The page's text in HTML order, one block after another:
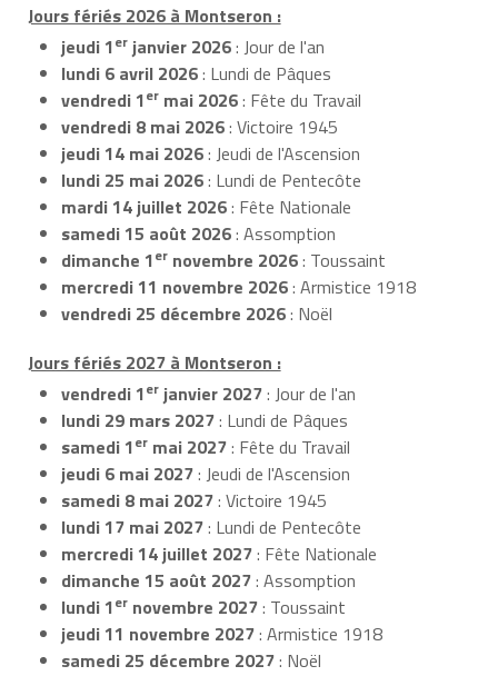
Jours fériés 2026 à Montseron :
jeudi 1er janvier 2026: Jour de l'an
lundi 6 avril 2026: Lundi de Pâques
vendredi 1er mai 2026: Fête du Travail
vendredi 8 mai 2026: Victoire 1945
jeudi 14 mai 2026: Jeudi de l'Ascension
lundi 25 mai 2026: Lundi de Pentecôte
mardi 14 juillet 2026: Fête Nationale
samedi 15 août 2026: Assomption
dimanche 1er novembre 2026: Toussaint
mercredi 11 novembre 2026: Armistice 1918
vendredi 25 décembre 2026: Noël
Jours fériés 2027 à Montseron :
vendredi 1er janvier 2027: Jour de l'an
lundi 29 mars 2027: Lundi de Pâques
samedi 1er mai 2027: Fête du Travail
jeudi 6 mai 2027: Jeudi de l'Ascension
samedi 8 mai 2027: Victoire 1945
lundi 17 mai 2027: Lundi de Pentecôte
mercredi 14 juillet 2027: Fête Nationale
dimanche 15 août 2027: Assomption
lundi 1er novembre 2027: Toussaint
jeudi 11 novembre 2027: Armistice 1918
samedi 25 décembre 2027: Noël